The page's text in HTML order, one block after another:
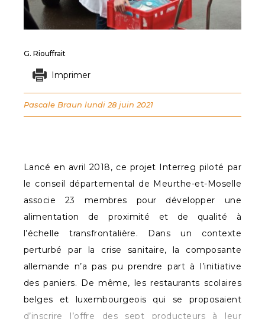
Lancé en avril 2018, ce projet Interreg piloté par
le conseil départemental de Meurthe-et-Moselle
associe 23 membres pour développer une
alimentation de proximité et de qualité à
l’échelle transfrontalière. Dans un contexte
perturbé par la crise sanitaire, la composante
allemande n’a pas pu prendre part à l’initiative
des paniers. De même, les restaurants scolaires
belges et luxembourgeois qui se proposaient
d’inscrire l’offre des sept producteurs à leur
G. Riouffrait
Imprimer
Pascale Braun lundi 28 juin 2021